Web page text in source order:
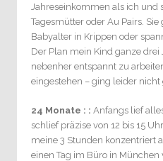
Jahreseinkommen als ich und
Tagesmütter oder Au Pairs.
Babyalter in Krippen oder
Der Plan mein Kind ganze
nebenher entspannt zu
eingestehen – ging leider nicht
24 Monate : : Anfangs lief
schlief präzise von 12 bis 15
meine 3 Stunden konzentriert
einen Tag im Büro in